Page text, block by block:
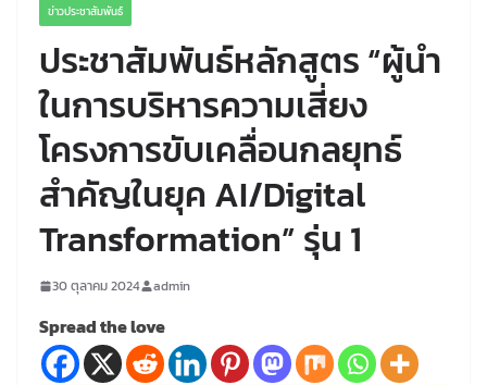
ข่าวประชาสัมพันธ์
ประชาสัมพันธ์หลักสูตร “ผู้นำ
ในการบริหารความเสี่ยง
โครงการขับเคลื่อนกลยุทธ์
สำคัญในยุค AI/Digital
Transformation” รุ่น 1
30 ตุลาคม 2024 admin
Spread the love